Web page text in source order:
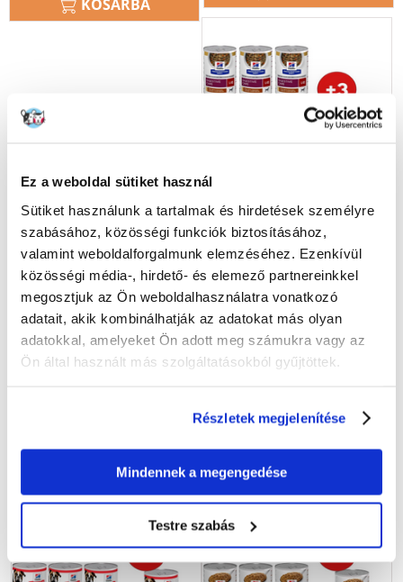
Ez a weboldal sütiket használ
Sütiket használunk a tartalmak és hirdetések személyre
szabásához, közösségi funkciók biztosításához,
valamint weboldalforgalmunk elemzéséhez. Ezenkívül
közösségi média-, hirdető- és elemező partnereinkkel
megosztjuk az Ön weboldalhasználatra vonatkozó
adatait, akik kombinálhatják az adatokat más olyan
adatokkal, amelyeket Ön adott meg számukra vagy az
Ön által használt más szolgáltatásokból gyűjtöttek.
Részletek megjelenítése
Mindennek a megengedése
Testre szabás
KOSÁRBA
HILL'S Prescription Diet
Canine i/d Digestive Care
Stew csirkével és
zöldségekkel 9x354 g + 3
17910Ft
KOSÁRBA